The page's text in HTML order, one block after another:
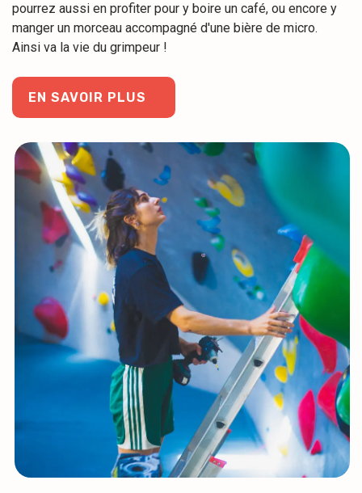
pourrez aussi en profiter pour y boire un café, ou encore y
manger un morceau accompagné d'une bière de micro.
Ainsi va la vie du grimpeur !
EN SAVOIR PLUS